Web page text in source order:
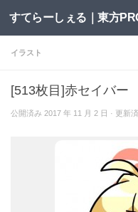
コンテンツへスキップ
イラスト
[513枚目]赤セイバー
公開済み 2017 年 11 月 2 日 · 更新